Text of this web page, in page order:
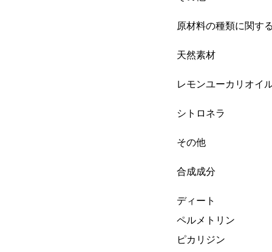
原材料の種類に関す
天然素材
レモンユーカリオイ
シトロネラ
その他
合成成分
ディート
ペルメトリン
ピカリジン